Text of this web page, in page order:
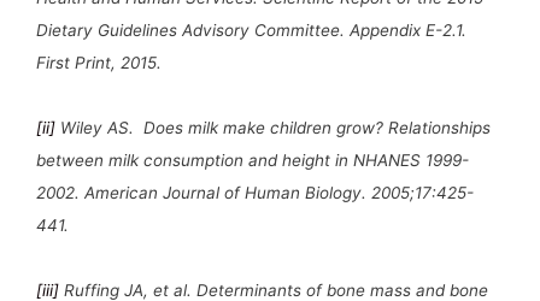
Dietary Guidelines Advisory Committee. Appendix E-2.1.
First Print, 2015.
[ii] Wiley AS. Does milk make children grow? Relationships
between milk consumption and height in NHANES 1999-
2002. American Journal of Human Biology. 2005;17:425-
441.
[iii] Ruffing JA, et al. Determinants of bone mass and bone